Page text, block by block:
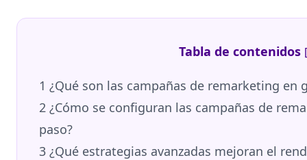
Tabla de contenidos [
1 ¿Qué son las campañas de remarketing en
2 ¿Cómo se configuran las campañas de
paso?
3 ¿Qué estrategias avanzadas mejoran el